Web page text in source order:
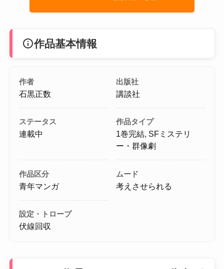
info作品基本情報
作者
石黒正数
出版社
講談社
ステータス
連載中
作品タイプ
1巻完結, SFミステリ
ー・群像劇
作品区分
青年マンガ
ムード
考えさせられる
設定・トロープ
伏線回収